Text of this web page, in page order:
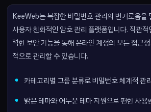
KeeWeb는 복잡한 비밀번호 관리의 번거로움을
사용자 친화적인 암호 관리 플랫폼입니다. 직관
력한 보안 기능을 통해 온라인 계정의 모든 접근
적으로 관리할 수 있습니다.
카테고리별 그룹 분류로 비밀번호 체계적 관
밝은 테마와 어두운 테마 지원으로 편한 사용